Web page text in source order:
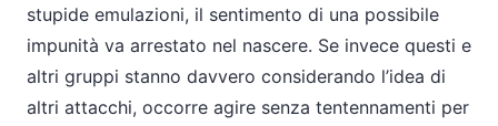
stupide emulazioni, il sentimento di una possibile
impunità va arrestato nel nascere. Se invece questi e
altri gruppi stanno davvero considerando l’idea di
altri attacchi, occorre agire senza tentennamenti per